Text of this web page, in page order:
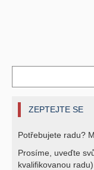
ZEPTEJTE SE
Potřebujete radu?
Prosíme, uveďte
kvalifikovanou radu).